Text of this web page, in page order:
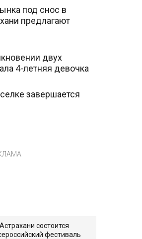
под снос в
предлагают
двух
4-летняя девочка
завершается
состоится
фестиваль